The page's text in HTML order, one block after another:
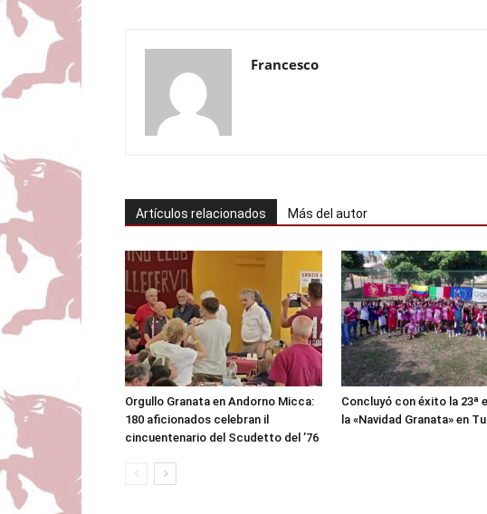
Francesco
Artículos relacionados Más del autor
Orgullo Granata en Andorno Micca:
180 aficionados celebran il
cincuentenario del Scudetto del ’76
Concluyó con éxito la 23ª
la «Navidad Granata» en